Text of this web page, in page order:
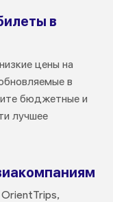
в
цены на
в
бюджетные и
лучшее
OrientTrips,